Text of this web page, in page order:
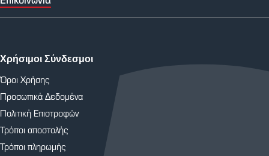
Χρήσιμοι Σύνδεσμοι
Όροι Χρήσης
Προσωπικά Δεδομένα
Πολιτική Επιστροφών
Τρόποι αποστολής
Τρόποι πληρωμής